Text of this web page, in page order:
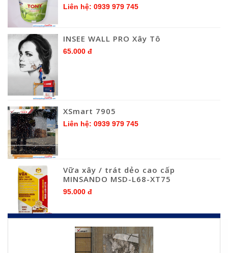
Liên hệ: 0939 979 745
INSEE WALL PRO Xây Tô
65.000 đ
XSmart 7905
Liên hệ: 0939 979 745
Vữa xây / trát dẻo cao cấp
MINSANDO MSD-L68-XT75
95.000 đ